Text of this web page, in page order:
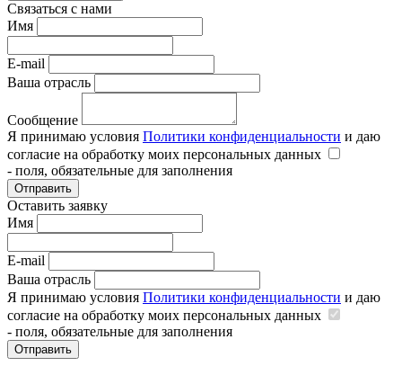
Связаться с нами
Имя
E-mail
Ваша отрасль
Сообщение
Я принимаю условия Политики конфиденциальности и даю
согласие на обработку моих персональных данных
- поля, обязательные для заполнения
Отправить
Оставить заявку
Имя
E-mail
Ваша отрасль
Я принимаю условия Политики конфиденциальности и даю
согласие на обработку моих персональных данных
- поля, обязательные для заполнения
Отправить